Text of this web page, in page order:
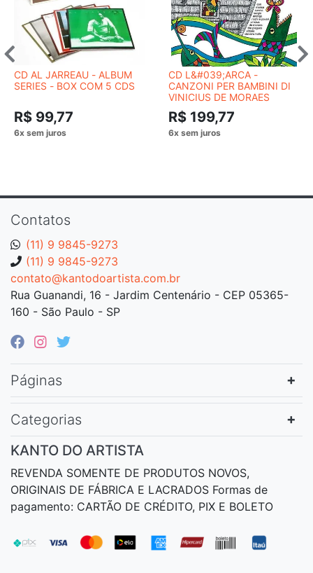
CD AL JARREAU - ALBUM
SERIES - BOX COM 5 CDS
R$ 99,77
CD L&#039;ARCA -
CANZONI PER BAMBINI DI
VINICIUS DE MORAES
R$ 199,77
Contatos
(11) 9 9845-9273
(11) 9 9845-9273
contato@kantodoartista.com.br
Rua Guanandi, 16 - Jardim Centenário - CEP 05365-
160 - São Paulo - SP
Páginas
Categorias
KANTO DO ARTISTA
REVENDA SOMENTE DE PRODUTOS NOVOS,
ORIGINAIS DE FÁBRICA E LACRADOS Formas de
pagamento: CARTÃO DE CRÉDITO, PIX E BOLETO